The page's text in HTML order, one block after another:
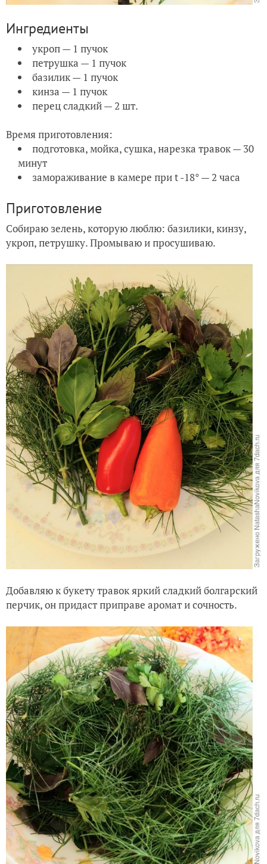
Ингредиенты
укроп — 1 пучок
петрушка — 1 пучок
базилик — 1 пучок
кинза — 1 пучок
перец сладкий — 2 шт.
Время приготовления:
подготовка, мойка, сушка, нарезка травок — 30
минут
замораживание в камере при t -18° — 2 часа
Приготовление
Собираю зелень, которую люблю: базилики, кинзу,
укроп, петрушку. Промываю и просушиваю.
Добавляю к букету травок яркий сладкий болгарский
перчик, он придаст приправе аромат и сочность.